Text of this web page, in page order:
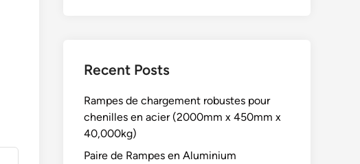
Recent Posts
Rampes de chargement robustes pour
chenilles en acier (2000mm x 450mm x
40,000kg)
Paire de Rampes en Aluminium